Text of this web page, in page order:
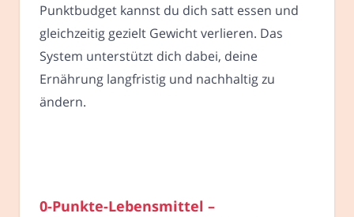
Punktbudget kannst du dich satt essen und
gleichzeitig gezielt Gewicht verlieren. Das
System unterstützt dich dabei, deine
Ernährung langfristig und nachhaltig zu
ändern.
0-Punkte-Lebensmittel –